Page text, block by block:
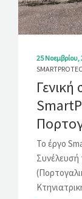
25 Νοεμβρίου,
Το έργο
Συνέλευσή